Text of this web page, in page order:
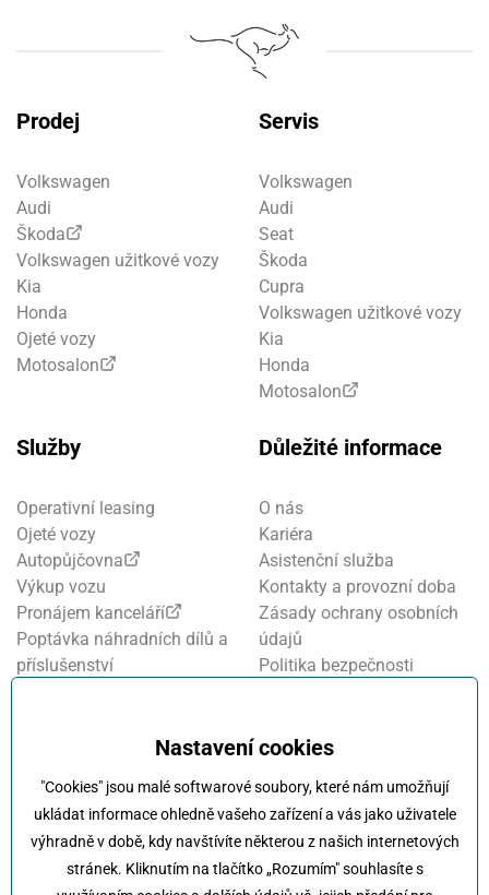
Nastavení cookies
"Cookies" jsou malé softwarové soubory, které nám umožňují
ukládat informace ohledně vašeho zařízení a vás jako uživatele
výhradně v době, kdy navštívíte některou z našich internetových
stránek. Kliknutím na tlačítko „Rozumím" souhlasíte s
Prodej
Volkswagen
Audi
Škoda
Volkswagen užitkové vozy
Kia
Honda
Ojeté vozy
Motosalon
Servis
Volkswagen
Audi
Seat
Škoda
Cupra
Volkswagen užitkové vozy
Kia
Honda
Motosalon
Služby
Operativní leasing
Ojeté vozy
Autopůjčovna
Výkup vozu
Pronájem kanceláří
Poptávka náhradních dílů a
příslušenství
Důležité informace
O nás
Kariéra
Asistenční služba
Kontakty a provozní doba
Zásady ochrany osobních
údajů
Politika bezpečnosti
Oznamovací systém
Kola Klokočka - ukončení
provozu